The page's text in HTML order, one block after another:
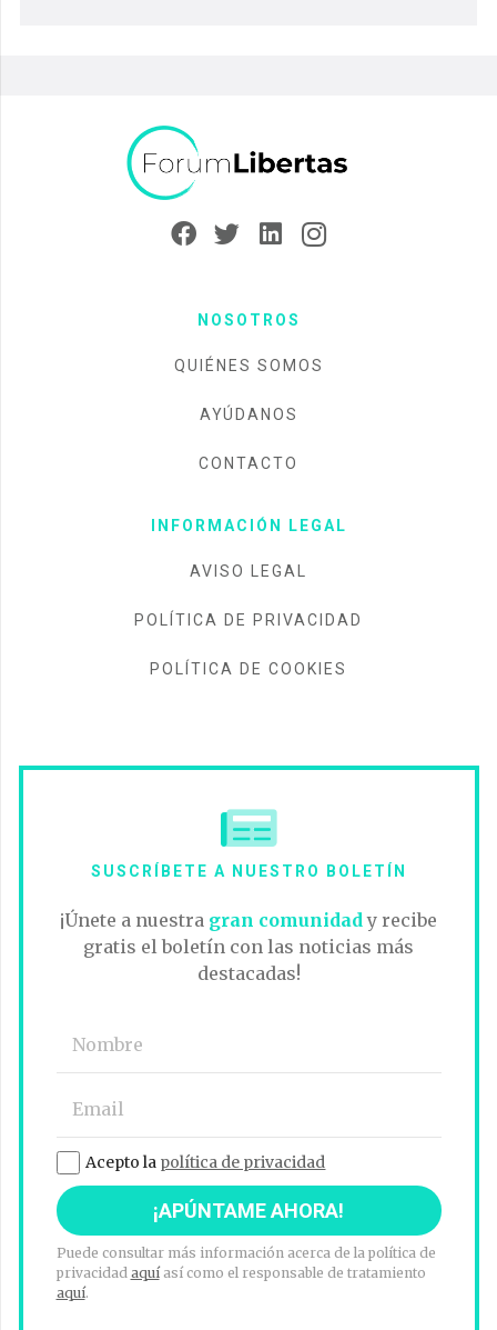
NOSOTROS
QUIÉNES SOMOS
AYÚDANOS
CONTACTO
INFORMACIÓN LEGAL
AVISO LEGAL
POLÍTICA DE PRIVACIDAD
POLÍTICA DE COOKIES
SUSCRÍBETE A NUESTRO BOLETÍN
¡Únete a nuestra gran comunidad y recibe
gratis el boletín con las noticias más
destacadas!
Acepto la política de privacidad
Puede consultar más información acerca de la política de
privacidad aquíasí como el responsable de tratamiento
aquí.